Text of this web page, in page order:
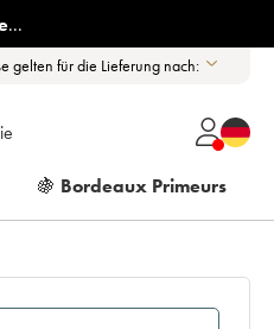
...
gelten für die Lieferung nach:
🍇 Bordeaux Primeurs